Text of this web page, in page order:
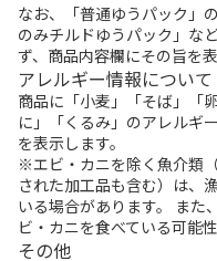
なお、「普通ゆうパック」
のみチルドゆうパック」な
ず、商品内容欄にその旨を
アレルギー情報について
商品に「小麦」「そば」「
に」「くるみ」のアレルギ
を表示します。
※エビ・カニを除く魚介類
された加工品も含む）は、
いる場合があります。 また
ビ・カニを食べている可能
その他